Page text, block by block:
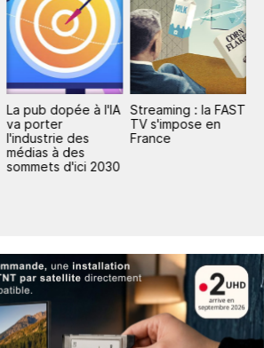
La pub dopée à l'IA
va porter
l'industrie des
médias à des
sommets d'ici 2030
Streaming : la FAST
TV s'impose en
France